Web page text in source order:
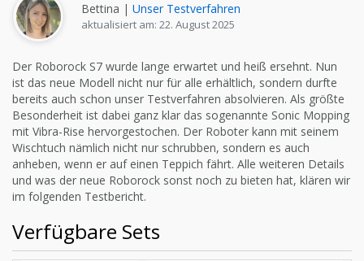
Bettina | Unser Testverfahren
aktualisiert am: 22. August 2025
Der Roborock S7 wurde lange erwartet und heiß ersehnt. Nun
ist das neue Modell nicht nur für alle erhältlich, sondern durfte
bereits auch schon unser Testverfahren absolvieren. Als größte
Besonderheit ist dabei ganz klar das sogenannte Sonic Mopping
mit Vibra-Rise hervorgestochen. Der Roboter kann mit seinem
Wischtuch nämlich nicht nur schrubben, sondern es auch
anheben, wenn er auf einen Teppich fährt. Alle weiteren Details
und was der neue Roborock sonst noch zu bieten hat, klären wir
im folgenden Testbericht.
Verfügbare Sets